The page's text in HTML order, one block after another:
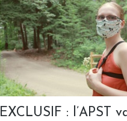
EXCLUSIF : l’APST